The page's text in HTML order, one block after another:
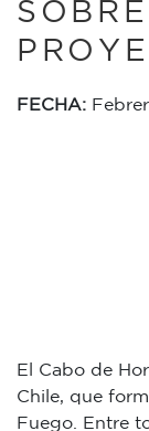
FECHA:
El Cabo de
Chile, que
Fuego. Entre